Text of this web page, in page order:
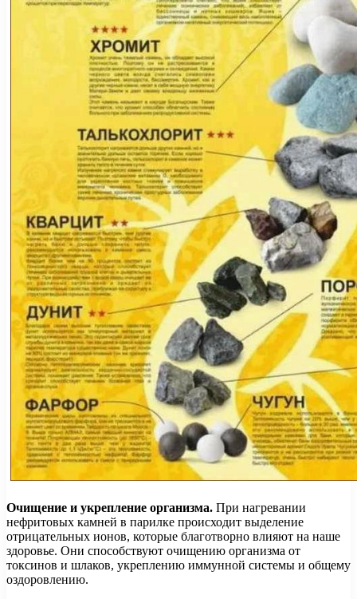
Очищение и укрепление организма. При нагревании
нефритовых камней в парилке происходит выделение
отрицательных ионов, которые благотворно влияют на наше
здоровье. Они способствуют очищению организма от
токсинов и шлаков, укреплению иммунной системы и общему
оздоровлению.